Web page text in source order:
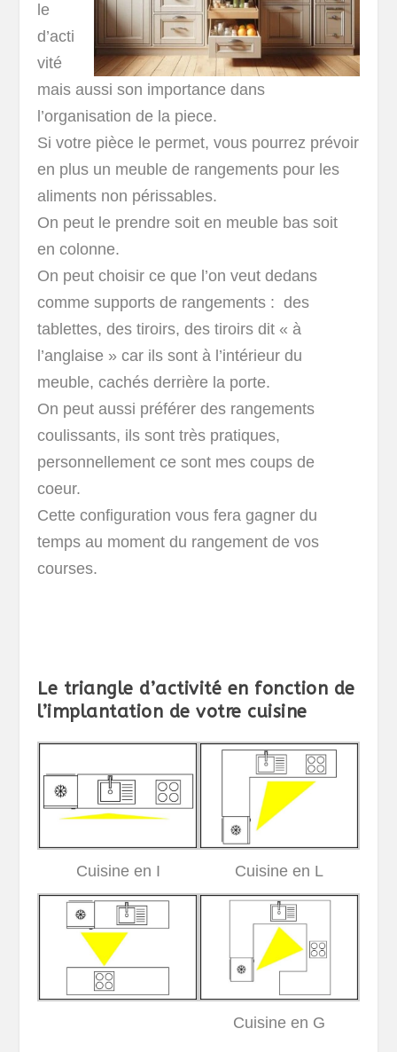
le
d’acti
vité
mais aussi son importance dans
l’organisation de la piece.
Si votre pièce le permet, vous pourrez prévoir
en plus un meuble de rangements pour les
aliments non périssables.
On peut le prendre soit en meuble bas soit
en colonne.
On peut choisir ce que l’on veut dedans
comme supports de rangements : des
tablettes, des tiroirs, des tiroirs dit « à
l’anglaise » car ils sont à l’intérieur du
meuble, cachés derrière la porte.
On peut aussi préférer des rangements
coulissants, ils sont très pratiques,
personnellement ce sont mes coups de
coeur.
Cette configuration vous fera gagner du
temps au moment du rangement de vos
courses.
Le triangle d’activité en fonction de
l’implantation de votre cuisine
Cuisine en I Cuisine en L
Cuisine en G